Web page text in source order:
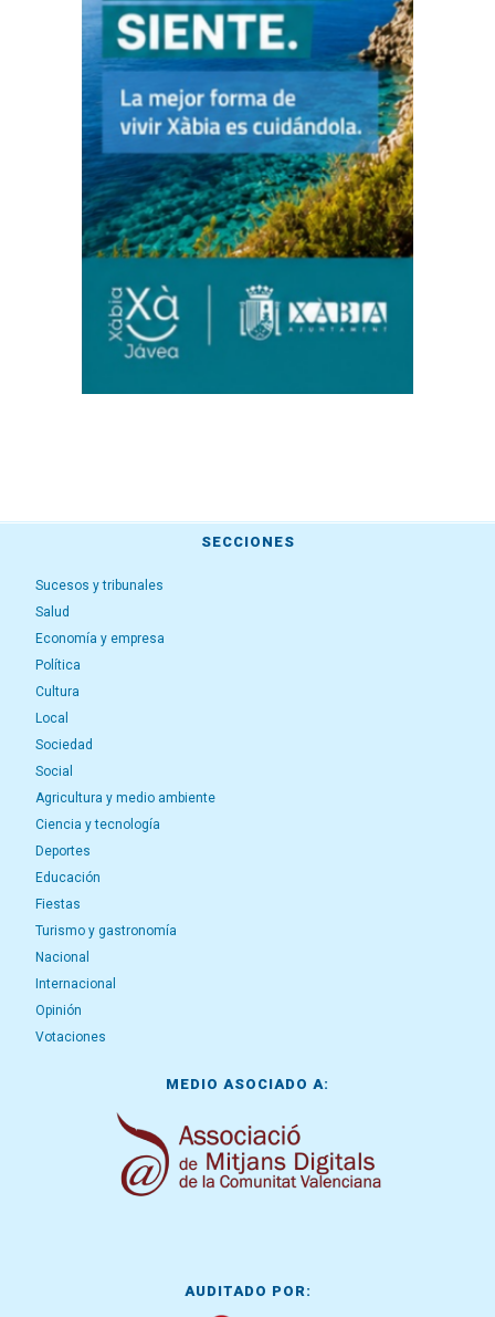
SECCIONES
Sucesos y tribunales
Salud
Economía y empresa
Política
Cultura
Local
Sociedad
Social
Agricultura y medio ambiente
Ciencia y tecnología
Deportes
Educación
Fiestas
Turismo y gastronomía
Nacional
Internacional
Opinión
Votaciones
MEDIO ASOCIADO A:
AUDITADO POR: